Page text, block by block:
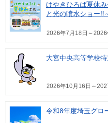
けやきひろば夏休
と光の噴水ショー!!
2026年7月18日～2026
大宮中央高等学校
2026年10月16日～
令和8年度埼玉グロ